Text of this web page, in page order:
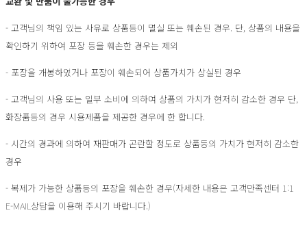
- 고객님의 책임 있는 사유로 상품등이 멸실 또는 훼손된 경우. 단, 상품의 내용을
확인하기 위하여 포장 등을 훼손한 경우는 제외
- 포장을 개봉하였거나 포장이 훼손되어 상품가치가 상실된 경우
- 고객님의 사용 또는 일부 소비에 의하여 상품의 가치가 현저히 감소한 경우 단,
화장품등의 경우 시용제품을 제공한 경우에 한 합니다.
- 시간의 경과에 의하여 재판매가 곤란할 정도로 상품등의 가치가 현저히 감소한
경우
- 복제가 가능한 상품등의 포장을 훼손한 경우(자세한 내용은 고객만족센터 1:1
E-MAIL상담을 이용해 주시기 바랍니다.)